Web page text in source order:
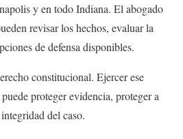
y en todo Indiana. El abogado
revisar los hechos, evaluar la
de defensa disponibles.
constitucional. Ejercer ese
proteger evidencia, proteger a
del caso.